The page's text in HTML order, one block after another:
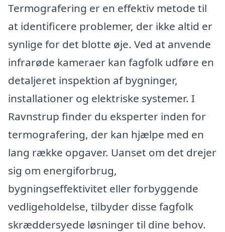
Termografering er en effektiv metode til
at identificere problemer, der ikke altid er
synlige for det blotte øje. Ved at anvende
infrarøde kameraer kan fagfolk udføre en
detaljeret inspektion af bygninger,
installationer og elektriske systemer. I
Ravnstrup finder du eksperter inden for
termografering, der kan hjælpe med en
lang række opgaver. Uanset om det drejer
sig om energiforbrug,
bygningseffektivitet eller forbyggende
vedligeholdelse, tilbyder disse fagfolk
skræddersyede løsninger til dine behov.